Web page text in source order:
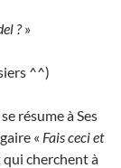
?»
^^)
résume à Ses
« Fais ceci et
qui cherchent à